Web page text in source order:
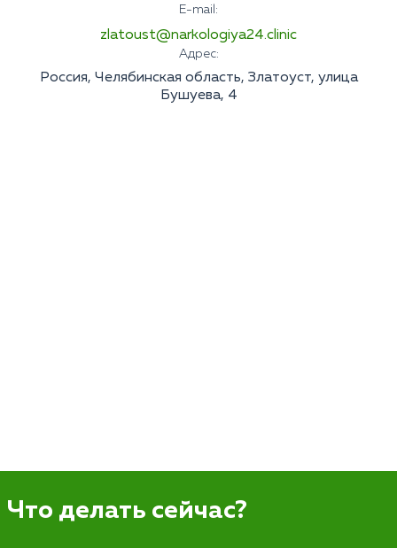
E-mail:
zlatoust@narkologiya24.clinic
Адрес:
Россия, Челябинская область, Златоуст, улица
Бушуева, 4
Что делать сейчас?